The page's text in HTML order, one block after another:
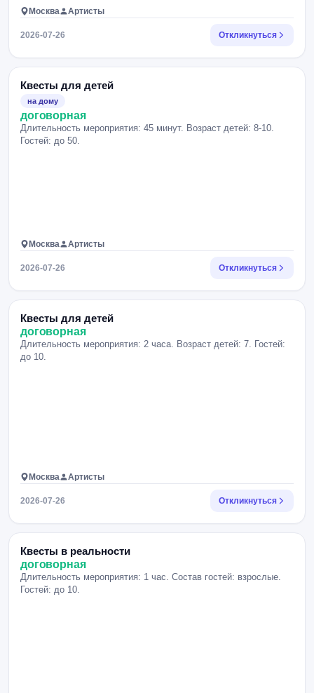
Москва Артисты
2026-07-26 Откликнуться
Квесты для детей
на дому
договорная
Длительность мероприятия: 45 минут. Возраст детей: 8-10.
Гостей: до 50.
Москва Артисты
2026-07-26 Откликнуться
Квесты для детей
договорная
Длительность мероприятия: 2 часа. Возраст детей: 7. Гостей:
до 10.
Москва Артисты
2026-07-26 Откликнуться
Квесты в реальности
договорная
Длительность мероприятия: 1 час. Состав гостей: взрослые.
Гостей: до 10.